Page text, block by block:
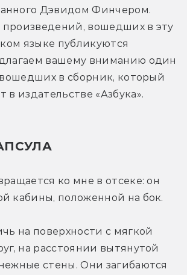
Дэвидом Финчером.
вошедших в эту
языке публикуются
вашему вниманию один
вошедших в сборник, который
в издательстве «Азбука».
ко мне в отсеке: он
кабины, положенной на бок.
на поверхности с мягкой
на расстоянии вытянутой
стены. Они загибаются